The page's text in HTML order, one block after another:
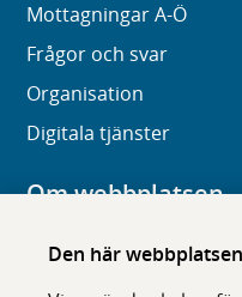
Den här
Mottagningar A-Ö
Frågor och svar
Organisation
Digitala tjänster
Om webbplatsen
Om karolinska.se